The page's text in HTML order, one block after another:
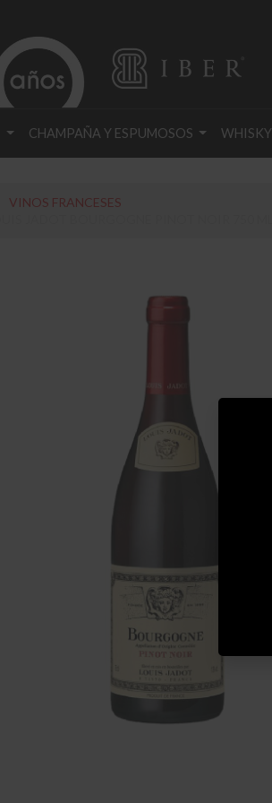
CHAMPAÑA Y ESPUMOSOS WHISKY
VINOS FRANCESES